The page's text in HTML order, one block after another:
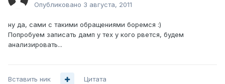
Опубликовано 3 августа, 2011
ну да, сами с такими обращениями боремся :)
Попробуем записать дамп у тех у кого рвется, будем
анализировать...
Вставить ник Цитата